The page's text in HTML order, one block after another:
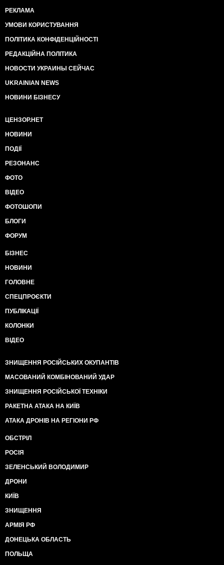
РЕКЛАМА
УМОВИ КОРИСТУВАННЯ
ПОЛІТИКА КОНФІДЕНЦІЙНОСТІ
РЕДАКЦІЙНА ПОЛІТИКА
НОВОСТИ УКРАИНЫ СЕЙЧАС
UKRAINIAN NEWS
НОВИНИ БІЗНЕСУ
ЦЕНЗОР.НЕТ
НОВИНИ
ПОДІЇ
РЕЗОНАНС
ФОТО
ВІДЕО
ФОТОШОПИ
БЛОГИ
ФОРУМ
БІЗНЕС
НОВИНИ
ГОЛОВНЕ
СПЕЦПРОЄКТИ
ПУБЛІКАЦІЇ
КОЛОНКИ
ВІДЕО
ЗНИЩЕННЯ РОСІЙСЬКИХ ОКУПАНТІВ
МАСОВАНИЙ КОМБІНОВАНИЙ УДАР
ЗНИЩЕННЯ РОСІЙСЬКОЇ ТЕХНІКИ
РАКЕТНА АТАКА НА КИЇВ
АТАКА ДРОНІВ НА РЕГІОНИ РФ
ОБСТРІЛ
РОСІЯ
ЗЕЛЕНСЬКИЙ ВОЛОДИМИР
ДРОНИ
КИЇВ
ЗНИЩЕННЯ
АРМІЯ РФ
ДОНЕЦЬКА ОБЛАСТЬ
ПОЛЬЩА